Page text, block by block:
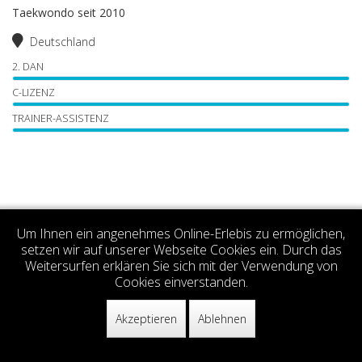
Taekwondo seit 2010
Deutschland
2. DAN
C-LIZENZ
TRAINER-ASSISTENZ
Um Ihnen ein angenehmes Online-Erlebis zu ermöglichen,
setzen wir auf unserer Webseite Cookies ein. Durch das
Weitersurfen erklären Sie sich mit der Verwendung von
Cookies einverstanden.
Akzeptieren Ablehnen